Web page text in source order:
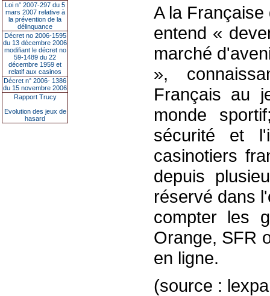
Loi n° 2007-297 du 5
mars 2007 relative à
la prévention de la
délinquance
Décret no 2006-1595
du 13 décembre 2006
modifiant le décret no
59-1489 du 22
décembre 1959 et
relatif aux casinos
Décret n° 2006- 1386
du 15 novembre 2006
Rapport Trucy
Evolution des jeux de
hasard
A la
entend «
marché
»,
Français au
monde
sécurité et
casinotiers
depuis
réservé dans
compter les
Orange, SFR
en ligne.
(source :